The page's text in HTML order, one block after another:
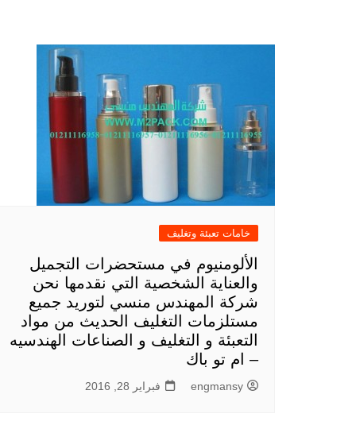
خامات تعبئة وتغليف
الألومنيوم في مستحضرات التجميل
والعناية الشخصية التي نقدمها نحن
شركة المهندس منسي لتوريد جميع
مستلزمات التغليف الحديث من مواد
التعبئة و التغليف و الصناعات الهندسيه
– ام تو باك
engmansy فبراير 28, 2016